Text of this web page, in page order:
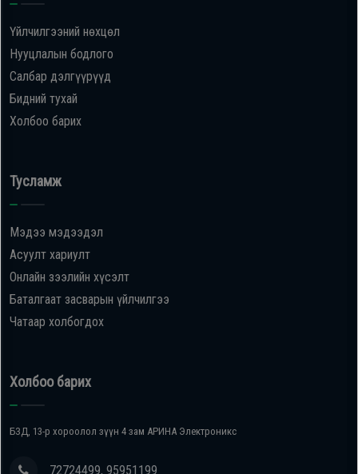
Үйлчилгээний нөхцөл
Нууцлалын бодлого
Салбар дэлгүүрүүд
Бидний тухай
Холбоо барих
Тусламж
Мэдээ мэдээдэл
Асуулт хариулт
Онлайн зээлийн хүсэлт
Баталгаат засварын үйлчилгээ
Чатаар холбогдох
Холбоо барих
БЗД, 13-р хороолол зүүн 4 зам АРИНА Электроникс
72724499, 95951199